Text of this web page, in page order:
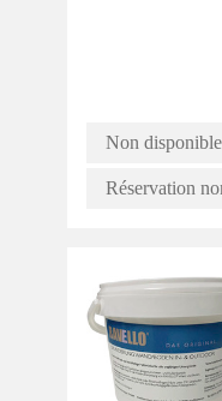
Non
Réservation